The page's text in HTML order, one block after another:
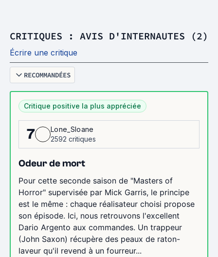
CRITIQUES : AVIS D'INTERNAUTES (2)
Écrire une critique
RECOMMANDÉES
Critique positive la plus appréciée
7
Lone_Sloane
2592 critiques
Odeur de mort
Pour cette seconde saison de "Masters of
Horror" supervisée par Mick Garris, le principe
est le même : chaque réalisateur choisi propose
son épisode. Ici, nous retrouvons l'excellent
Dario Argento aux commandes. Un trappeur
(John Saxon) récupère des peaux de raton-
laveur qu'il revend à un fourreur...